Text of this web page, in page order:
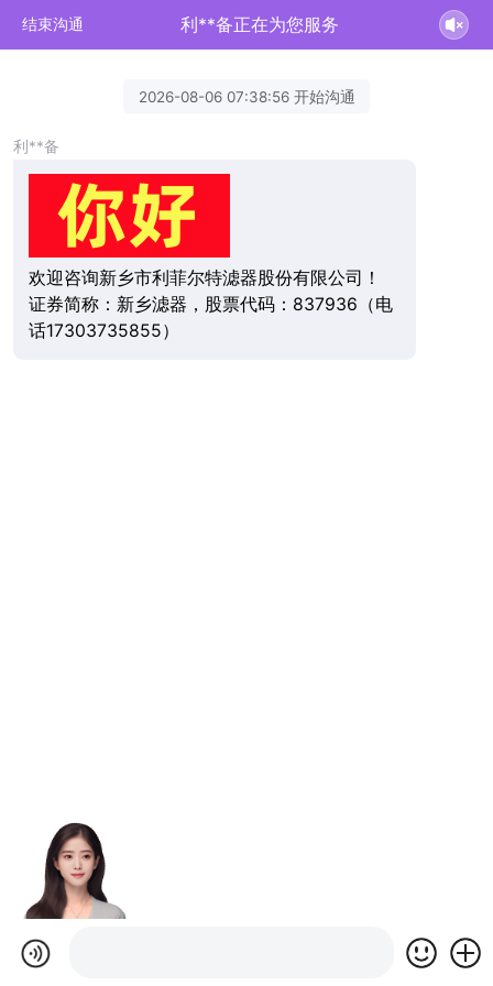
结束沟通 利**备正在为您服务
2026-08-06 07:38:56 开始沟通
利**备
欢迎咨询新乡市利菲尔特滤器股份有限公司！
证券简称：新乡滤器，股票代码：837936（电
话17303735855）